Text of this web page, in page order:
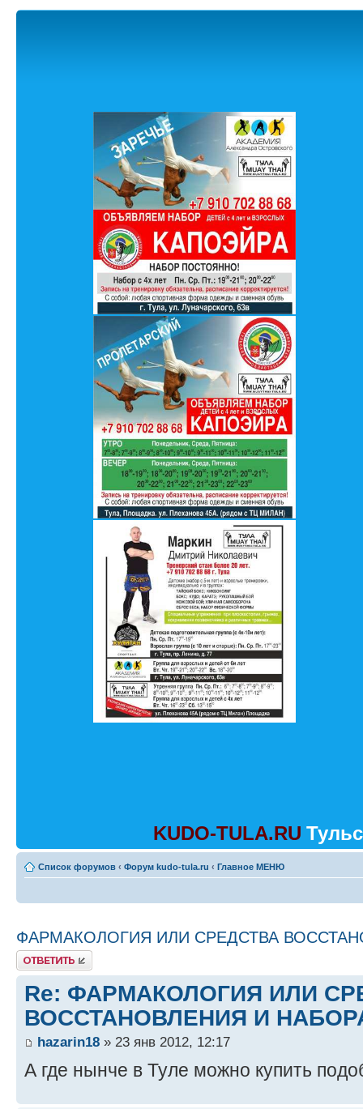
KUDO-TULA.RU
Список форумов ‹ Форум kudo-tula.ru ‹ Главное МЕНЮ
ФАРМАКОЛОГИЯ ИЛИ СРЕДСТВА
Ответить
Re: ФАРМАКОЛОГИЯ ИЛИ
ВОССТАНОВЛЕНИЯ И
hazarin18 » 23 янв 2012, 12:17
А где нынче в Туле можно купить